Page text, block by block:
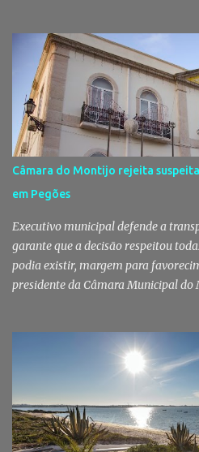
que parte das receitas reverterá
dos Bombeiros Voluntários do
comunitário que sempre distinguiu
essencial da festa de 1 de Agosto no
primeira edição, a White Party
uma pista de dança ao ar livre. É
gerações, um momento de
mas também o reflexo daquilo que
capacidade de transformar uma
mobiliza milhares de pessoas. Todos
Câmara do Montijo rejeita
em Pegões
Executivo municipal defende a
garante que a decisão respeitou
podia existir, margem para
presidente da Câmara Municipal do
decorreu com total transparência,
legais e apenas avançou para
concursos públicos terem ficado
dúvidas sobre a adjudicação da
do Montijo veio a público responder
torno da adjudicação da construção